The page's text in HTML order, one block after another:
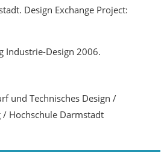
Design Exchange Project:
Industrie-Design 2006.
und Technisches Design /
/ Hochschule Darmstadt